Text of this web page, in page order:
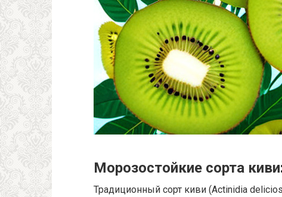
Морозостойкие сорта
Традиционный сорт киви (Actinidia